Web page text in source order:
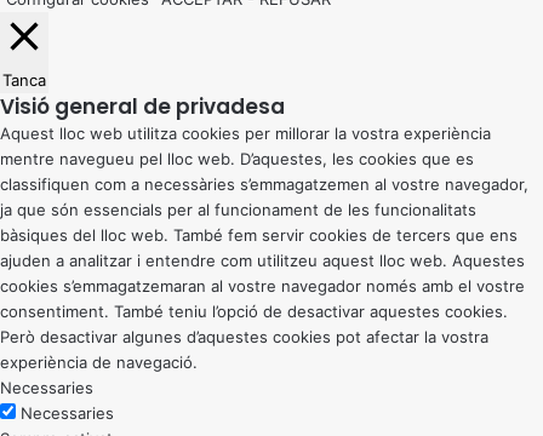
Tanca
Visió general de privadesa
Aquest lloc web utilitza cookies per millorar la vostra experiència
mentre navegueu pel lloc web. D’aquestes, les cookies que es
classifiquen com a necessàries s’emmagatzemen al vostre navegador,
ja que són essencials per al funcionament de les funcionalitats
bàsiques del lloc web. També fem servir cookies de tercers que ens
ajuden a analitzar i entendre com utilitzeu aquest lloc web. Aquestes
cookies s’emmagatzemaran al vostre navegador només amb el vostre
consentiment. També teniu l’opció de desactivar aquestes cookies.
Però desactivar algunes d’aquestes cookies pot afectar la vostra
experiència de navegació.
Necessaries
Necessaries